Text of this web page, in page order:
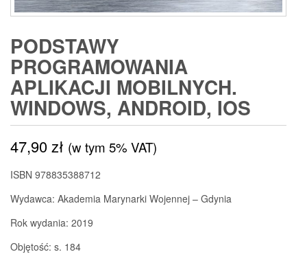
PODSTAWY
PROGRAMOWANIA
APLIKACJI MOBILNYCH.
WINDOWS, ANDROID, IOS
47,90zł (w tym 5% VAT)
ISBN 978835388712
Wydawca: Akademia Marynarki Wojennej – Gdynia
Rok wydania: 2019
Objętość: s. 184